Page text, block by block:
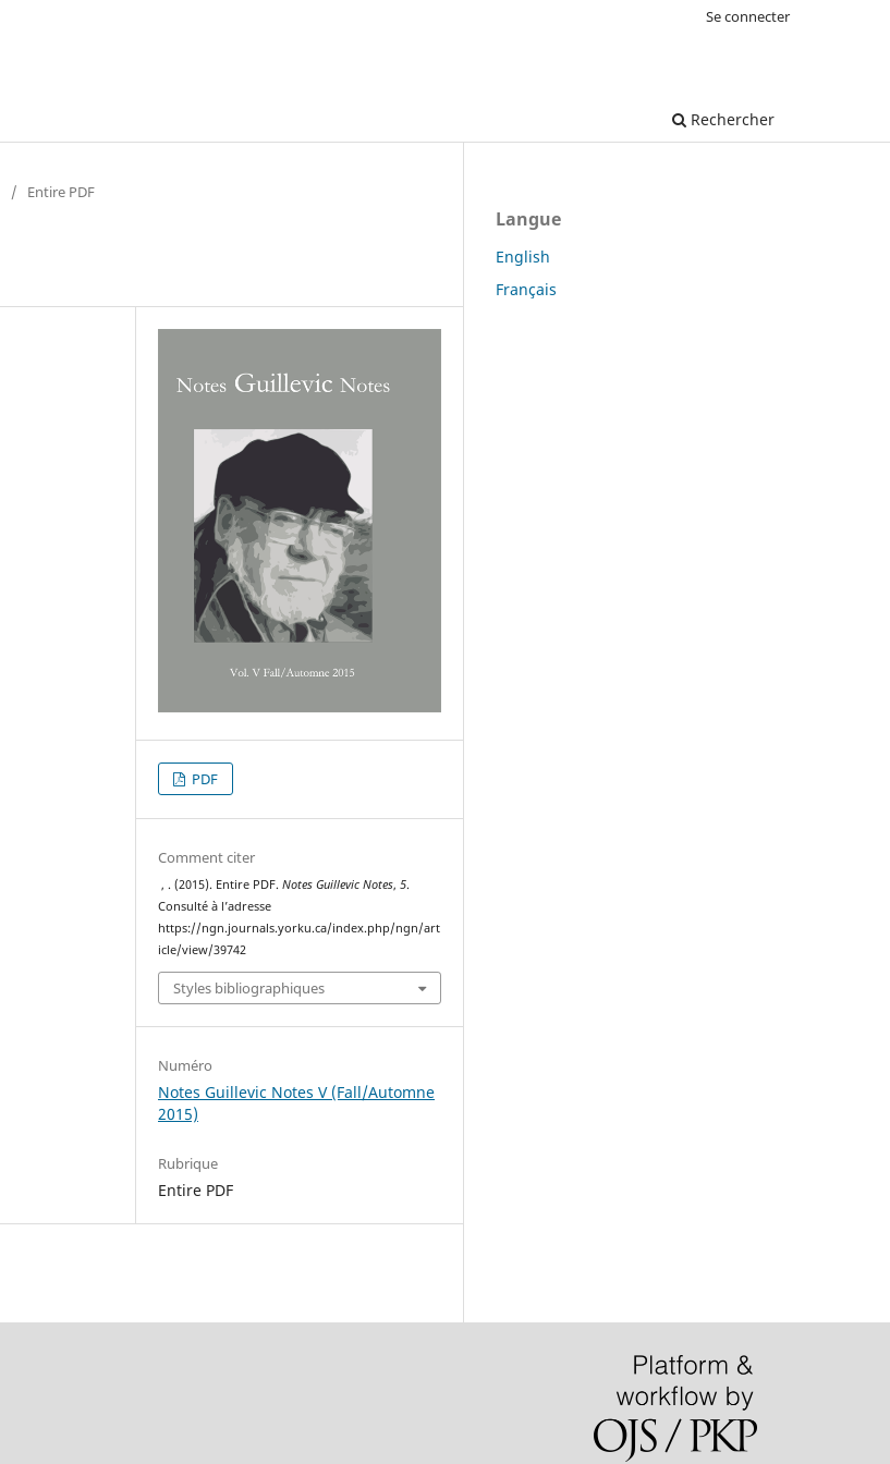
Rechercher
Se connecter
/ Entire PDF
PDF
Comment citer
, . (2015). Entire PDF.Notes Guillevic Notes,5.
Consulté à l’adresse
https://ngn.journals.yorku.ca/index.php/ngn/art
icle/view/39742
Styles bibliographiques
Numéro
Notes Guillevic Notes V (Fall/Automne
2015)
Rubrique
Entire PDF
Langue
English
Français